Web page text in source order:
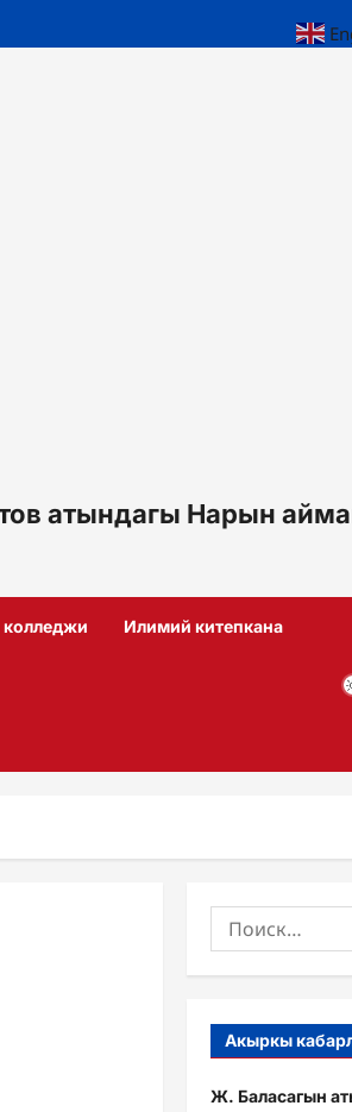
атындагы Нарын
Илимий китепкана
Найти:
Акыркы
Ж. Баласагын